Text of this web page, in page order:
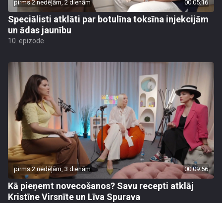
pirms 2 nedēļām, 2 dienām 00:05:16
Speciālisti atklāti par botulīna toksīna injekcijām
un ādas jaunību
10. epizode
pirms 2 nedēļām, 3 dienām 00:09:56
Kā pieņemt novecošanos? Savu recepti atklāj
Kristīne Virsnīte un Līva Spurava